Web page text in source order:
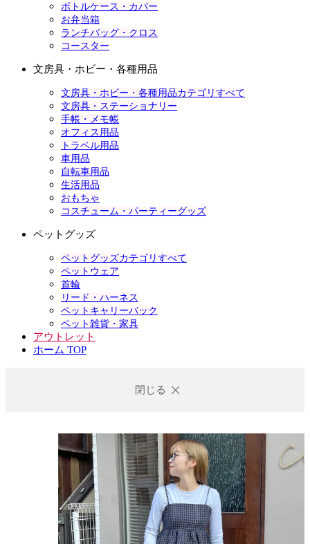
ボトルケース・カバー
お弁当箱
ランチバッグ・クロス
コースター
文房具・ホビー・各種用品
文房具・ホビー・各種用品カテゴリすべて
文房具・ステーショナリー
手帳・メモ帳
オフィス用品
トラベル用品
車用品
自転車用品
生活用品
おもちゃ
コスチューム・パーティーグッズ
ペットグッズ
ペットグッズカテゴリすべて
ペットウェア
首輪
リード・ハーネス
ペットキャリーバック
ペット雑貨・家具
アウトレット
ホーム TOP
閉じる